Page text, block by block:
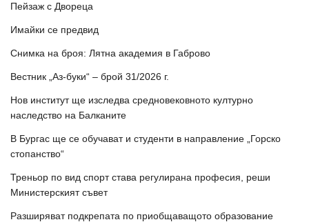
Пейзаж с Двореца
Имайки се предвид
Снимка на броя: Лятна академия в Габрово
Вестник „Аз-буки“ – брой 31/2026 г.
Нов институт ще изследва средновековното културно
наследство на Балканите
В Бургас ще се обучават и студенти в направление „Горско
стопанство“
Треньор по вид спорт става регулирана професия, реши
Министерският съвет
Разширяват подкрепата по приобщаващото образование